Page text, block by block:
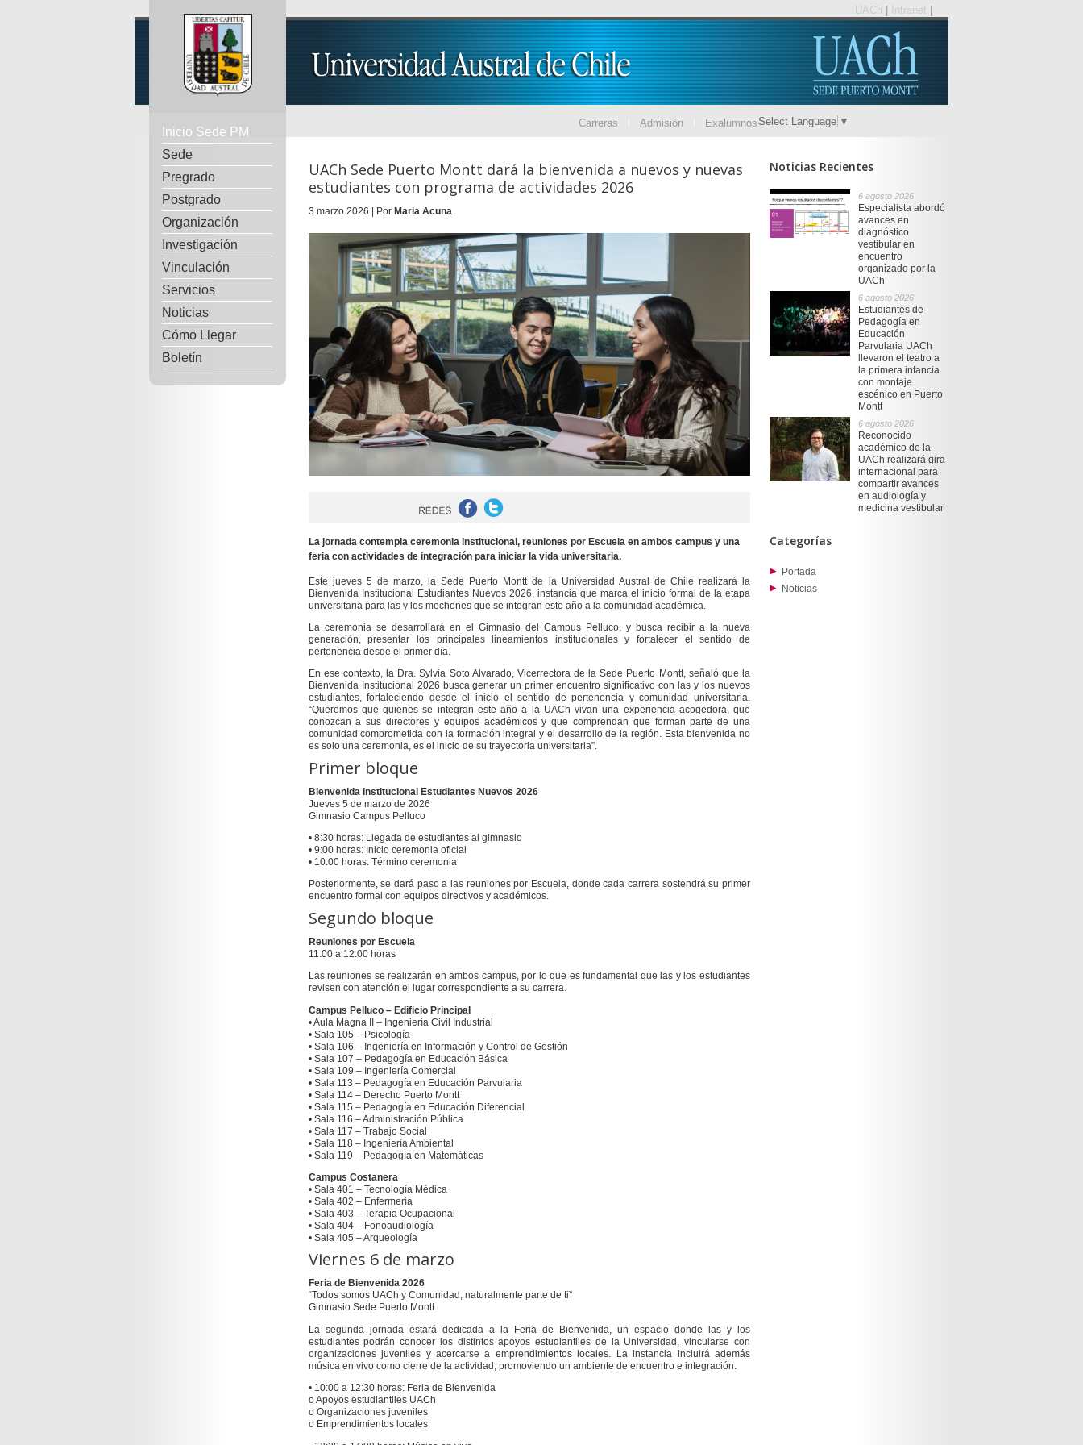
UACh Intranet
Inicio Sede PM
Sede
Pregrado
Postgrado
Organización
Investigación
Vinculación
Servicios
Noticias
Cómo Llegar
Boletín
Carreras Admisión Exalumnos Select Language ▼
UACh Sede Puerto Montt dará la bienvenida a nuevos y nuevas
estudiantes con programa de actividades 2026
3 marzo 2026 | Por Maria Acuna
La jornada contempla ceremonia institucional, reuniones por Escuela en ambos campus y una
feria con actividades de integración para iniciar la vida universitaria.
Este jueves 5 de marzo, la Sede Puerto Montt de la Universidad Austral de Chile realizará la
Bienvenida Institucional Estudiantes Nuevos 2026, instancia que marca el inicio formal de la etapa
universitaria para las y los mechones que se integran este año a la comunidad académica.
La ceremonia se desarrollará en el Gimnasio del Campus Pelluco, y busca recibir a la nueva
generación, presentar los principales lineamientos institucionales y fortalecer el sentido de
pertenencia desde el primer día.
En ese contexto, la Dra. Sylvia Soto Alvarado, Vicerrectora de la Sede Puerto Montt, señaló que la
Bienvenida Institucional 2026 busca generar un primer encuentro significativo con las y los nuevos
estudiantes, fortaleciendo desde el inicio el sentido de pertenencia y comunidad universitaria.
“Queremos que quienes se integran este año a la UACh vivan una experiencia acogedora, que
conozcan a sus directores y equipos académicos y que comprendan que forman parte de una
comunidad comprometida con la formación integral y el desarrollo de la región. Esta bienvenida no
es solo una ceremonia, es el inicio de su trayectoria universitaria”.
Primer bloque
Bienvenida Institucional Estudiantes Nuevos 2026
Jueves 5 de marzo de 2026
Gimnasio Campus Pelluco
• 8:30 horas: Llegada de estudiantes al gimnasio
• 9:00 horas: Inicio ceremonia oficial
• 10:00 horas: Término ceremonia
Posteriormente, se dará paso a las reuniones por Escuela, donde cada carrera sostendrá su primer
encuentro formal con equipos directivos y académicos.
Segundo bloque
Reuniones por Escuela
11:00 a 12:00 horas
Las reuniones se realizarán en ambos campus, por lo que es fundamental que las y los estudiantes
revisen con atención el lugar correspondiente a su carrera.
Campus Pelluco – Edificio Principal
• Aula Magna II – Ingeniería Civil Industrial
• Sala 105 – Psicología
• Sala 106 – Ingeniería en Información y Control de Gestión
• Sala 107 – Pedagogía en Educación Básica
• Sala 109 – Ingeniería Comercial
• Sala 113 – Pedagogía en Educación Parvularia
• Sala 114 – Derecho Puerto Montt
• Sala 115 – Pedagogía en Educación Diferencial
• Sala 116 – Administración Pública
• Sala 117 – Trabajo Social
• Sala 118 – Ingeniería Ambiental
• Sala 119 – Pedagogía en Matemáticas
Campus Costanera
• Sala 401 – Tecnología Médica
• Sala 402 – Enfermería
• Sala 403 – Terapia Ocupacional
• Sala 404 – Fonoaudiología
• Sala 405 – Arqueología
Viernes 6 de marzo
Feria de Bienvenida 2026
“Todos somos UACh y Comunidad, naturalmente parte de ti”
Gimnasio Sede Puerto Montt
La segunda jornada estará dedicada a la Feria de Bienvenida, un espacio donde las y los
estudiantes podrán conocer los distintos apoyos estudiantiles de la Universidad, vincularse con
organizaciones juveniles y acercarse a emprendimientos locales. La instancia incluirá además
música en vivo como cierre de la actividad, promoviendo un ambiente de encuentro e integración.
• 10:00 a 12:30 horas: Feria de Bienvenida
o Apoyos estudiantiles UACh
o Organizaciones juveniles
o Emprendimientos locales
Noticias Recientes
6 agosto 2026
Especialista abordó
avances en
diagnóstico
vestibular en
encuentro
organizado por la
UACh
6 agosto 2026
Estudiantes de
Pedagogía en
Educación
Parvularia UACh
llevaron el teatro a
la primera infancia
con montaje
escénico en Puerto
Montt
6 agosto 2026
Reconocido
académico de la
UACh realizará gira
internacional para
compartir avances
en audiología y
medicina vestibular
Categorías
Portada
Noticias